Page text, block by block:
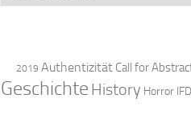
2019 Authentizität Call for
Geschichte History Horror